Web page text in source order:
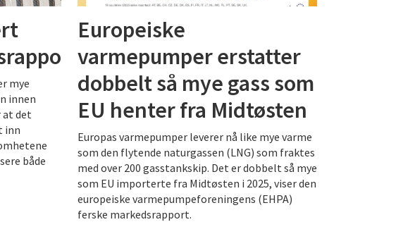
mye
innen
at det
inn
både
Europeiske
varmepumper erstatter
dobbelt så mye gass som
EU henter fra Midtøsten
Europas varmepumper leverer nå like mye varme
som den flytende naturgassen (LNG) som fraktes
med over 200 gasstankskip. Det er dobbelt så mye
som EU importerte fra Midtøsten i 2025, viser den
europeiske varmepumpeforeningens (EHPA)
ferske markedsrapport.